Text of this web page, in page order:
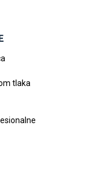
tlaka